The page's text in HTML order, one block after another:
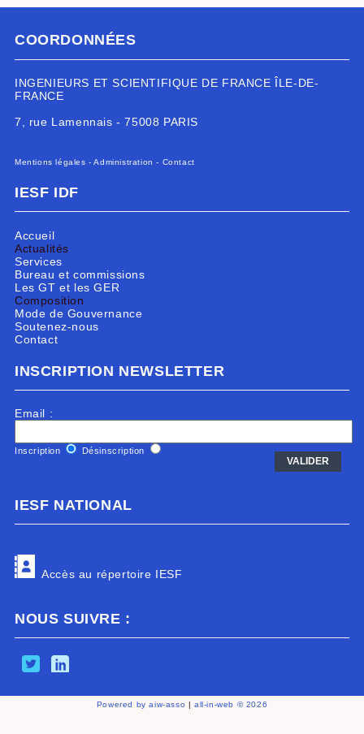
COORDONNÉES
INGENIEURS ET SCIENTIFIQUE DE FRANCE ÎLE-DE-
FRANCE
7, rue Lamennais - 75008 PARIS
Mentions légales -Administration - Contact
IESF IDF
Accueil
Actualités
Services
Bureau et commissions
Les GT et les GER
Composition
Mode de Gouvernance
Soutenez-nous
Contact
INSCRIPTION NEWSLETTER
Email :
Inscription Désinscription
IESF NATIONAL
Accès au répertoire IESF
NOUS SUIVRE :
Powered by aiw-asso | all-in-web © 2026